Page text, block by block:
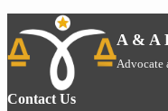
A & A
Advocate
Contact Us